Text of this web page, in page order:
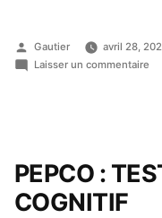
Gautier avril 28,
Laisser un commentaire
PEPCO :
COGNITIF